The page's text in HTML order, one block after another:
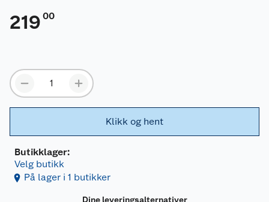
219 00
Klikk og hent
Butikklager:
Velg butikk
På lager i 1 butikker
Dine leveringsalternativer